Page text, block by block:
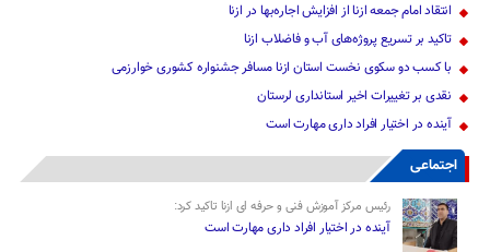
انتقاد امام جمعه ازنا از افزایش اجاره‌بها در ازنا
تاکید بر تسریع پروژه‌های آب و فاضلاب ازنا
با کسب دو سکوی نخست استان ازنا مسافر جشنواره کشوری خوارزمی
نقدی بر تغییرات اخیر استانداری لرستان
آینده در اختیار افراد داری مهارت است
اجتماعی
رئیس مرکز آموزش فنی و حرفه ای ازنا تاکید کرد:
آینده در اختیار افراد داری مهارت است